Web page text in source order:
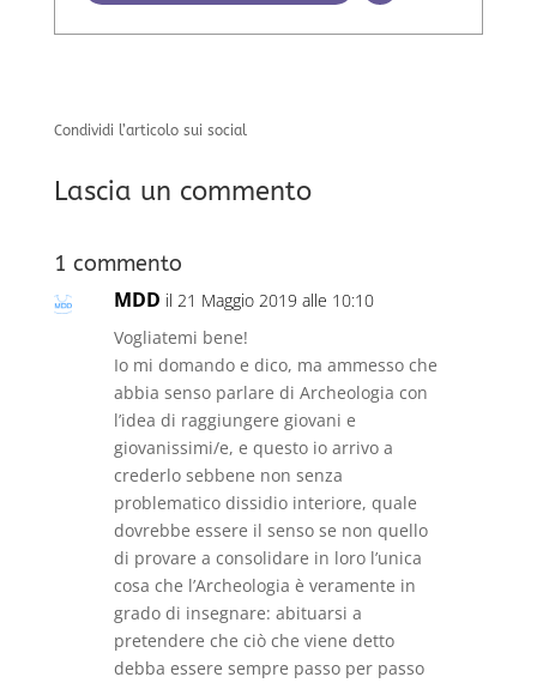
Condividi l’articolo sui social
Lascia un commento
1 commento
MDD il 21 Maggio 2019 alle 10:10
Vogliatemi bene!
Io mi domando e dico, ma ammesso che
abbia senso parlare di Archeologia con
l’idea di raggiungere giovani e
giovanissimi/e, e questo io arrivo a
crederlo sebbene non senza
problematico dissidio interiore, quale
dovrebbe essere il senso se non quello
di provare a consolidare in loro l’unica
cosa che l’Archeologia è veramente in
grado di insegnare: abituarsi a
pretendere che ciò che viene detto
debba essere sempre passo per passo